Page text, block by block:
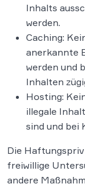
Inhalts
werden.
Caching:
anerkannte
werden und
Inhalten
Hosting:
illegale
sind und bei
Die
freiwillige
andere